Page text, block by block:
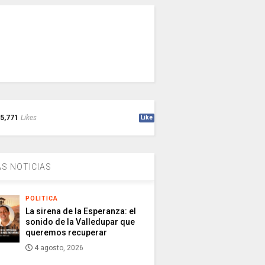
5,771 Likes Like
NOTICIAS
POLITICA
La sirena de la Esperanza: el
sonido de la Valledupar que
queremos recuperar
4 agosto, 2026